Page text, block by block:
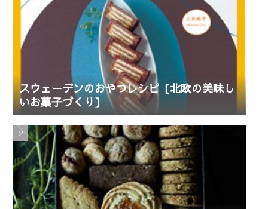
スウェーデンのおやつレシピ【北欧の美味し
いお菓子づくり】